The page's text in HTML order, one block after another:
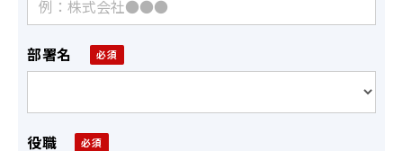
部署名
役職